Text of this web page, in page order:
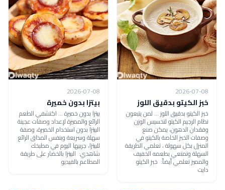
2026-07-08
خبز الكيتو بدقيق اللوز
خبز الكيتو بدقيق اللوز ... لمن يتبعون
نظام الرجيم الكيتو لتخسيس الوزن
وفقدان الدهون، يمكن صنع
وصفات الخبز الخاصة بالكيتو في
المنزل بكل سهولة ، تعلمي الطريقة
السهلة وتمتعي بطعمه الخفيف
والمميز تعلمي أيضاً: خبز الكيتو
دايت
2026-07-08
بيتزا بدون خميرة
بيتزا بدون خميرة ... اكتشفي الطعم
الرائع والمميزة لإعداد وصفات عجينة
البيتزا بدون استخدام الخميرة، وصفة
سهلة وسريعة وبنفس المذاق الرائع
للبيتزا، جربيها اليوم في مطبخك
شاهدي: البيتزا بالخضار على طريقة
المطاعم بالفيديو